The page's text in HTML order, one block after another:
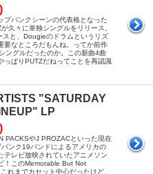
プパンクシーンの代表格となった
久々に単独シングルをリリース。
スと、Dougieのドラムというリズ
要なところだもんね。ってか前作
ングルだったのか。この新曲4曲
っぱりPUTZだねってことを再認識
"SATURDAY
LP
PACKSやJ PROZACといった現在
ンク19バンドによるアメリカの
テレビ放映されていたアニメソン
！このMemorable But Not
れまでカセット中心だったけど、